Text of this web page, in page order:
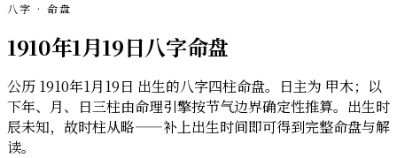
八字 · 命盘
1910年1月19日八字命盘
公历 1910年1月19日 出生的八字四柱命盘。日主为 甲木；以
下年、月、日三柱由命理引擎按节气边界确定性推算。出生时
辰未知，故时柱从略——补上出生时间即可得到完整命盘与解
读。